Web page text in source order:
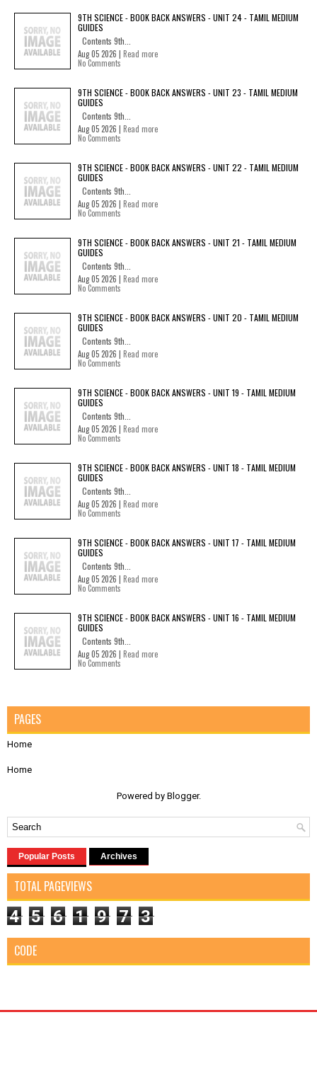
9TH SCIENCE - BOOK BACK ANSWERS - UNIT 24 - TAMIL MEDIUM
GUIDES
Contents 9th...
Aug 05 2026 | Read more
No Comments
9TH SCIENCE - BOOK BACK ANSWERS - UNIT 23 - TAMIL MEDIUM
GUIDES
Contents 9th...
Aug 05 2026 | Read more
No Comments
9TH SCIENCE - BOOK BACK ANSWERS - UNIT 22 - TAMIL MEDIUM
GUIDES
Contents 9th...
Aug 05 2026 | Read more
No Comments
9TH SCIENCE - BOOK BACK ANSWERS - UNIT 21 - TAMIL MEDIUM
GUIDES
Contents 9th...
Aug 05 2026 | Read more
No Comments
9TH SCIENCE - BOOK BACK ANSWERS - UNIT 20 - TAMIL MEDIUM
GUIDES
Contents 9th...
Aug 05 2026 | Read more
No Comments
9TH SCIENCE - BOOK BACK ANSWERS - UNIT 19 - TAMIL MEDIUM
GUIDES
Contents 9th...
Aug 05 2026 | Read more
No Comments
9TH SCIENCE - BOOK BACK ANSWERS - UNIT 18 - TAMIL MEDIUM
GUIDES
Contents 9th...
Aug 05 2026 | Read more
No Comments
9TH SCIENCE - BOOK BACK ANSWERS - UNIT 17 - TAMIL MEDIUM
GUIDES
Contents 9th...
Aug 05 2026 | Read more
No Comments
9TH SCIENCE - BOOK BACK ANSWERS - UNIT 16 - TAMIL MEDIUM
GUIDES
Contents 9th...
Aug 05 2026 | Read more
No Comments
PAGES
Home
Home
Powered by Blogger.
Popular Posts Archives
TOTAL PAGEVIEWS
4 5 6 1 9 7 3
CODE